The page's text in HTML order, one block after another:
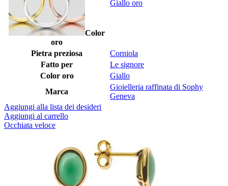
Color
oro
Giallo oro
Pietra preziosa
Corniola
Fatto per
Le signore
Color oro
Giallo
Marca
Gioielleria raffinata di Sophy
Geneva
Aggiungi alla lista dei desideri
Aggiungi al carrello
Occhiata veloce